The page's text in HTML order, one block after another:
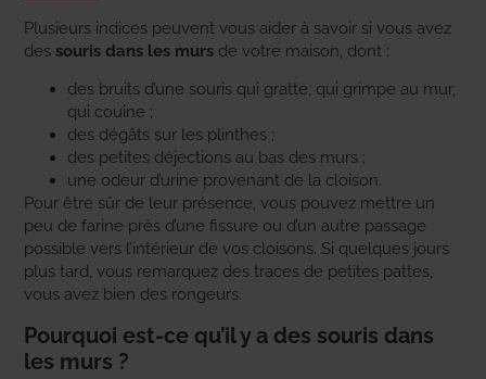
Plusieurs indices peuvent vous aider à savoir si vous avez
des souris dans les murs de votre maison, dont :
des bruits d’une souris qui gratte, qui grimpe au mur,
qui couine ;
des dégâts sur les plinthes ;
des petites déjections au bas des murs ;
une odeur d’urine provenant de la cloison.
Pour être sûr de leur présence, vous pouvez mettre un
peu de farine près d’une fissure ou d’un autre passage
possible vers l’intérieur de vos cloisons. Si quelques jours
plus tard, vous remarquez des traces de petites pattes,
vous avez bien des rongeurs.
Pourquoi est-ce qu’il y a des souris dans
les murs ?